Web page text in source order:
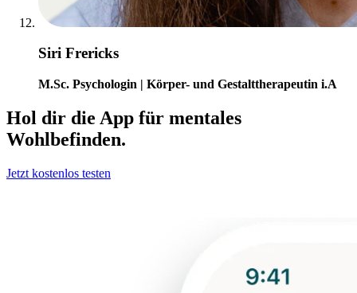
Siri Frericks
M.Sc. Psychologin | Körper- und Gestalttherapeutin i.A
Hol dir die App für mentales
Wohlbefinden.
Jetzt kostenlos testen